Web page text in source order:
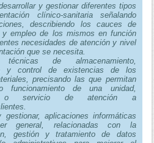
y gestionar diferentes tipos
clínico-sanitaria señalando
describiendo los cauces de
y empleo de los mismos en función
necesidades de atención y nivel
que se necesita.
técnicas de almacenamiento,
y control de existencias de los
precisando las que permitan
funcionamiento de una unidad,
o servicio de atención a
gestionar, aplicaciones informáticas
general, relacionadas con la
gestión y tratamiento de datos